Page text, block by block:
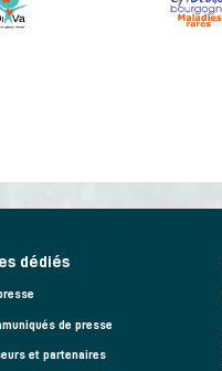
dédiés
de presse
et partenaires